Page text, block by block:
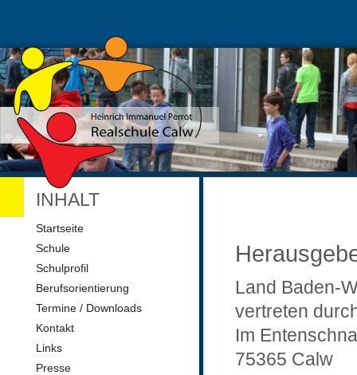
Land Baden-
vertreten
Im
75365 Calw
INHALT
Navigation
Startseite
Schule
Schulprofil
Berufsorientierung
Termine / Downloads
Kontakt
Links
Presse